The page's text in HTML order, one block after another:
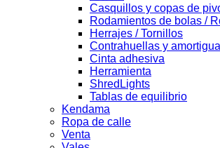
Casquillos y copas de
Rodamientos de bolas /
Herrajes / Tornillos
Contrahuellas y
Cinta adhesiva
Herramienta
ShredLights
Tablas de equilibrio
Kendama
Ropa de calle
Venta